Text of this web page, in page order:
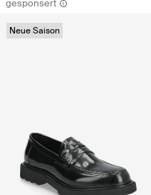
gesponsert
Neue Saison